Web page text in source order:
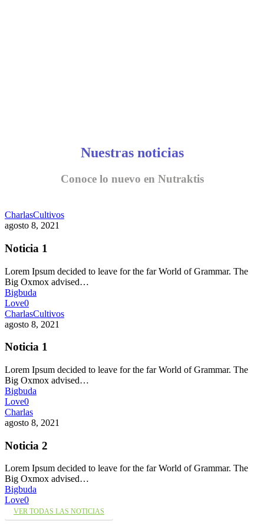
Nuestras noticias
Conoce lo nuevo en Nutraktis
CharlasCultivos
agosto 8, 2021
Noticia 1
Lorem Ipsum decided to leave for the far World of Grammar. The
Big Oxmox advised…
Bigbuda
Love0
CharlasCultivos
agosto 8, 2021
Noticia 1
Lorem Ipsum decided to leave for the far World of Grammar. The
Big Oxmox advised…
Bigbuda
Love0
Charlas
agosto 8, 2021
Noticia 2
Lorem Ipsum decided to leave for the far World of Grammar. The
Big Oxmox advised…
Bigbuda
Love0
VER TODAS LAS NOTICIAS